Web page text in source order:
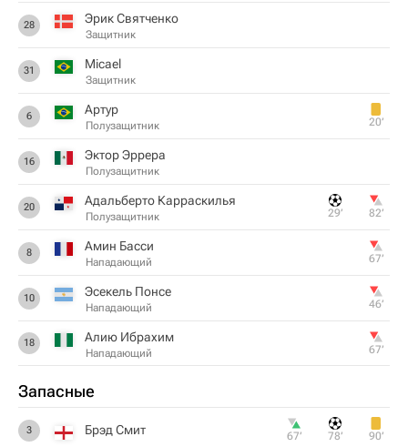
28 Эрик Святченко
Защитник
31 Micael
Защитник
6 Артур
Полузащитник 20‎’‎
16 Эктор Эррера
Полузащитник
20 Адальберто Карраскилья
Полузащитник 29‎’‎ 82‎’‎
8 Амин Басси
Нападающий 67‎’‎
10 Эсекель Понсе
Нападающий 46‎’‎
18 Алию Ибрахим
Нападающий 67‎’‎
Запасные
3 Брэд Смит 67‎’‎ 78‎’‎ 90‎’‎